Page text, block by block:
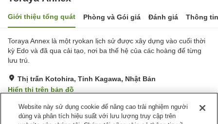
Giới thiệu tổng quát Phòng và Gói giá Đánh giá Thông
Toraya Annex là một ryokan lịch sử được xây dựng vào cuối thời
kỳ Edo và đã qua cải tạo, nơi ba thế hệ của các hoàng đế từng
lưu trú.
Thị trấn Kotohira, Tỉnh Kagawa, Nhật Bản
Hiển thị trên bản đồ
Xuất sắc Đánh giá:70 lượt
Website này sử dụng cookie để nâng cao trải nghiệm người
dùng và phân tích hiệu suất với lưu lượng truy cập trên